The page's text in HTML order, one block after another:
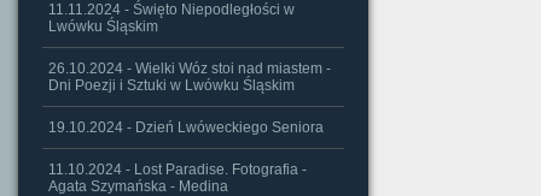
11.11.2024 - Święto Niepodległości w
Lwówku Śląskim
26.10.2024 - Wielki Wóz stoi nad miastem -
Dni Poezji i Sztuki w Lwówku Śląskim
19.10.2024 - Dzień Lwóweckiego Seniora
11.10.2024 - Lost Paradise. Fotografia -
Agata Szymańska - Medina